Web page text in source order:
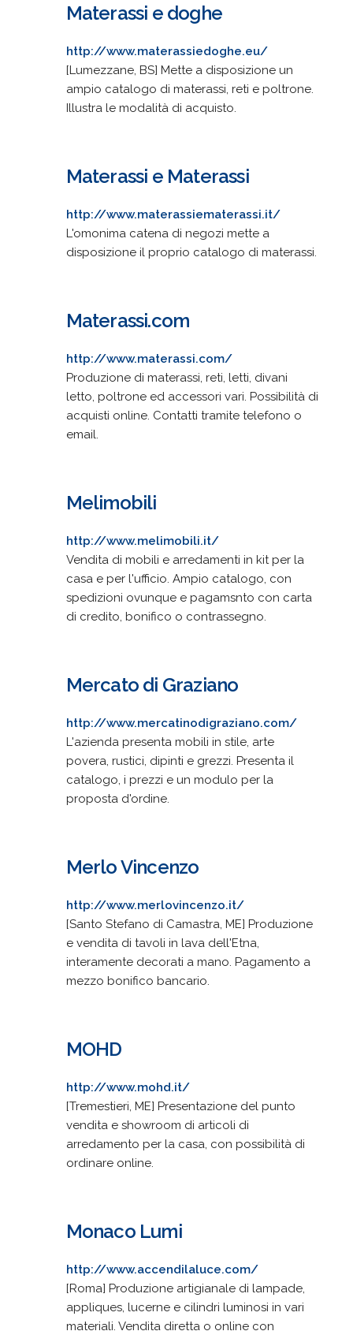
Materassi e doghe
http://www.materassiedoghe.eu/
[Lumezzane, BS] Mette a disposizione un
ampio catalogo di materassi, reti e poltrone.
Illustra le modalità di acquisto.
Materassi e Materassi
http://www.materassiematerassi.it/
L'omonima catena di negozi mette a
disposizione il proprio catalogo di materassi.
Materassi.com
http://www.materassi.com/
Produzione di materassi, reti, letti, divani
letto, poltrone ed accessori vari. Possibilità di
acquisti online. Contatti tramite telefono o
email.
Melimobili
http://www.melimobili.it/
Vendita di mobili e arredamenti in kit per la
casa e per l'ufficio. Ampio catalogo, con
spedizioni ovunque e pagamsnto con carta
di credito, bonifico o contrassegno.
Mercato di Graziano
http://www.mercatinodigraziano.com/
L'azienda presenta mobili in stile, arte
povera, rustici, dipinti e grezzi. Presenta il
catalogo, i prezzi e un modulo per la
proposta d'ordine.
Merlo Vincenzo
http://www.merlovincenzo.it/
[Santo Stefano di Camastra, ME] Produzione
e vendita di tavoli in lava dell'Etna,
interamente decorati a mano. Pagamento a
mezzo bonifico bancario.
MOHD
http://www.mohd.it/
[Tremestieri, ME] Presentazione del punto
vendita e showroom di articoli di
arredamento per la casa, con possibilità di
ordinare online.
Monaco Lumi
http://www.accendilaluce.com/
[Roma] Produzione artigianale di lampade,
appliques, lucerne e cilindri luminosi in vari
materiali. Vendita diretta o online con